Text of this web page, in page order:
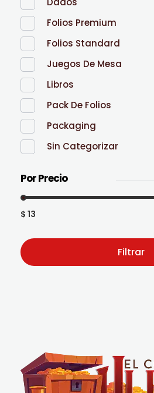
Folios Premium
Folios Standard
Juegos De Mesa
Libros
Pack De Folios
Packaging
Sin Categorizar
Por Precio
$ 13
Filtrar